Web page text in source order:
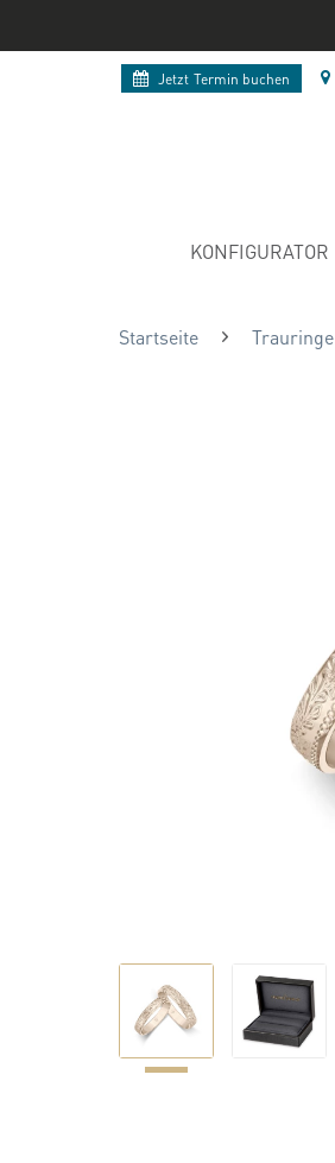
Jetzt Termin buchen
KONFIGURATOR
Startseite Trauringe